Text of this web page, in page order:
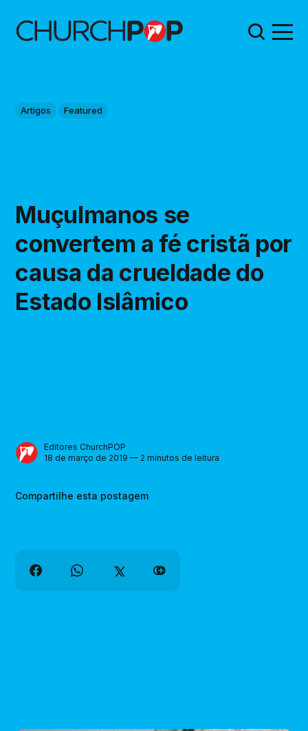
Artigos Featured
Muçulmanos se
convertem a fé cristã por
causa da crueldade do
Estado Islâmico
Editores ChurchPOP
18 de março de 2019 — 2 minutos de leitura
Compartilhe esta postagem